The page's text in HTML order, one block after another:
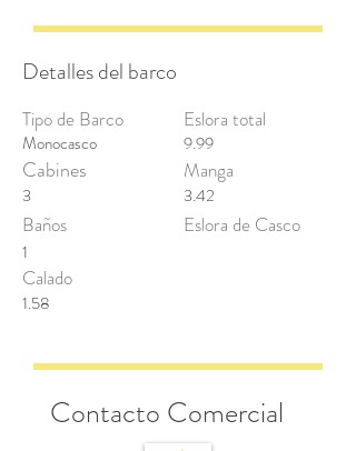
BAVARIA Cruiser 34 é a versão de duas rodas de
leme, 3 cabines e uma casa de banho.
Detalles del barco
Tipo de Barco
Monocasco
Cabines
3
Baños
1
Calado
Eslora total
9.99
Manga
3.42
Eslora de Casco
1.58
Contacto Comercial